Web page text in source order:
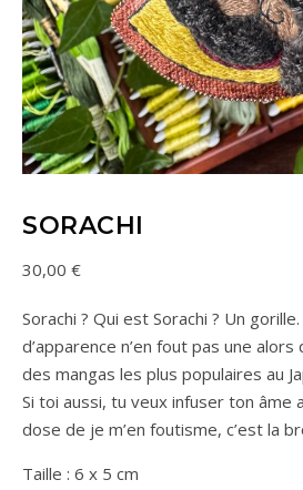
SORACHI
30,00 €
Sorachi ? Qui est Sorachi ? Un
d’apparence n’en fout pas une alors
des mangas les plus populaires au
Si toi aussi, tu veux infuser ton âme
dose de je m’en foutisme, c’est la
Taille : 6 x 5 cm